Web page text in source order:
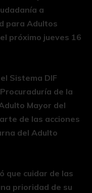
a
para Adultos
próximo jueves 16
Sistema DIF
de la
Mayor del
de las acciones
del Adulto
que cuidar de las
prioridad de su